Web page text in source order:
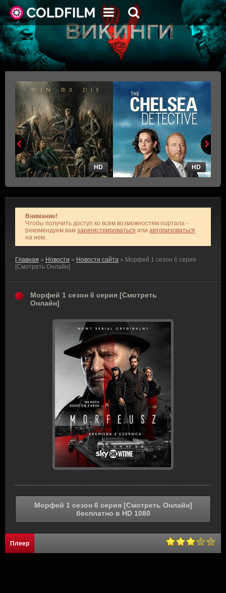
HD HD
Внимание!
Чтобы получить доступ ко всем возможностям портала -
рекомендуем вам зарегистрироваться или авторизоваться
на нем.
Главная » Новости » Новости сайта » Морфей 1 сезон 6 серия
[Смотреть Онлайн]
Морфей 1 сезон 6 серия [Смотреть
Онлайн]
Морфей 1 сезон 6 серия [Смотреть Онлайн]
бесплатно в HD 1080
Плеер